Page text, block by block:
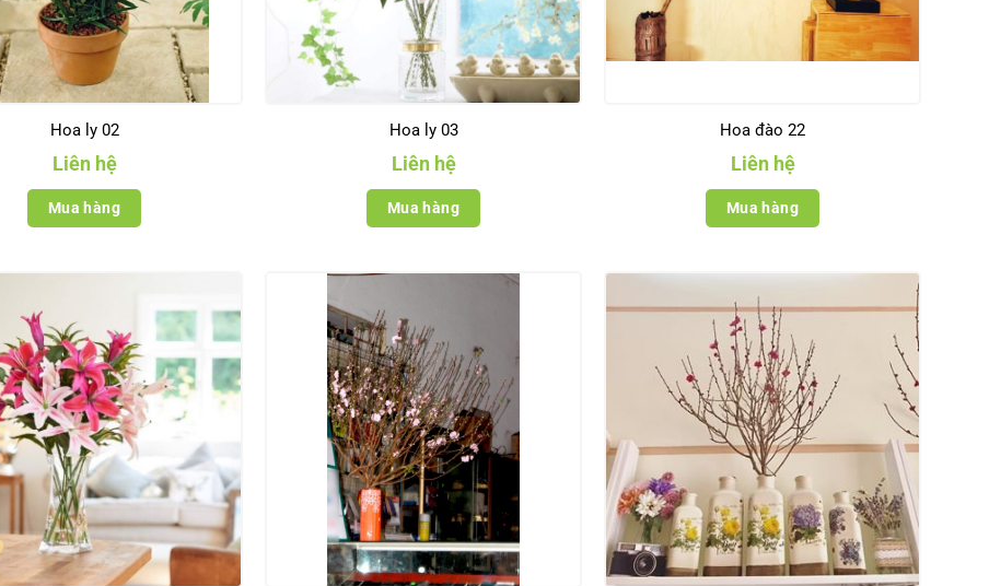
Hoa ly 02
Liên hệ
Mua hàng
Hoa ly 03
Liên hệ
Mua hàng
Hoa đào 22
Liên hệ
Mua hàng